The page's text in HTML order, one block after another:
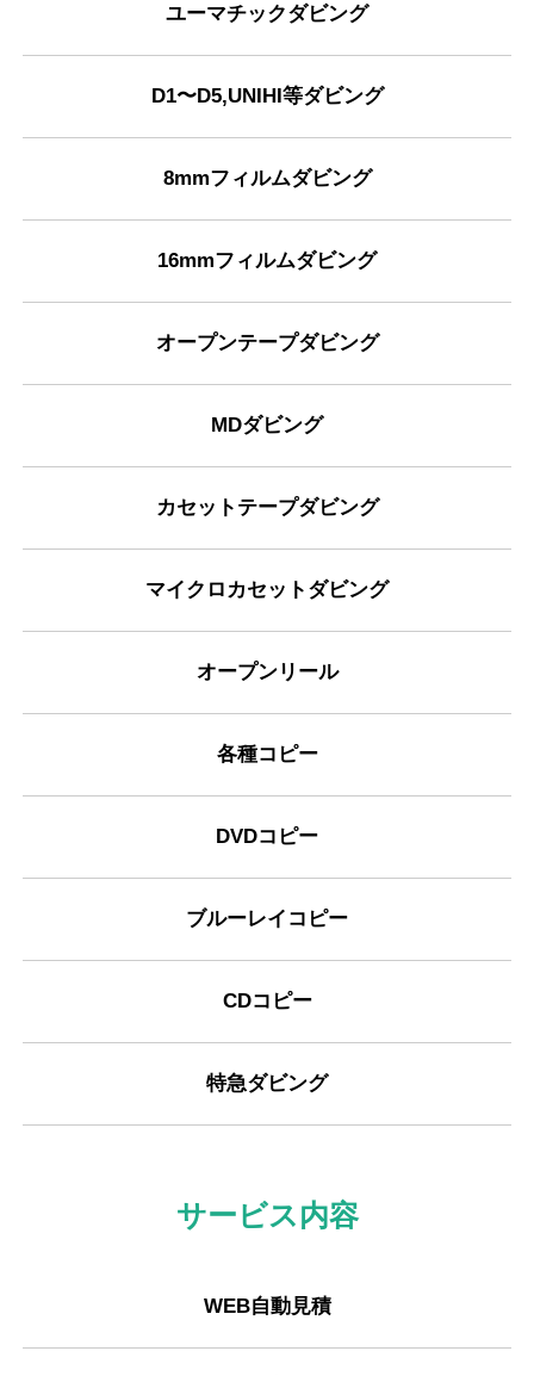
ユーマチックダビング
D1〜D5,UNIHI等ダビング
8mmフィルムダビング
16mmフィルムダビング
オープンテープダビング
MDダビング
カセットテープダビング
マイクロカセットダビング
オープンリール
各種コピー
DVDコピー
ブルーレイコピー
CDコピー
特急ダビング
サービス内容
WEB自動見積